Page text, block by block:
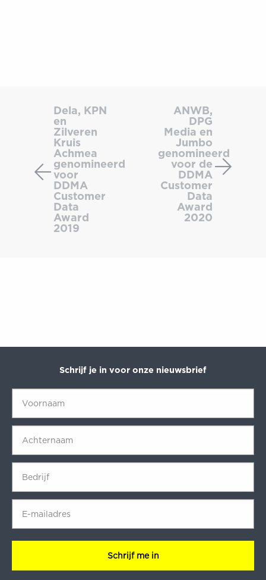
KPN
Zilveren
Kruis
Achmea
genomineerd
voor
DDMA
Customer
Data
Dela, KPN
en
Zilveren
Kruis
Achmea
genomineerd
voor
DDMA
Customer
Data
Award
2019
ANWB,
DPG
Media en
Jumbo
genomineerd
voor de
DDMA
Customer
Data
Award
2020
Schrijf je in voor onze nieuwsbrief
mailadres *
CAPTCHA